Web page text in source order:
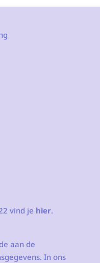
vind je hier.
aan de
In ons